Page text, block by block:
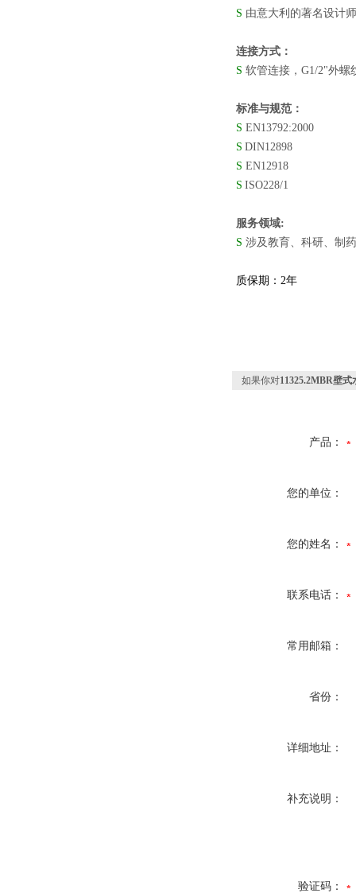
S 由意大利的著名设计师
连接方式：
S 软管连接， G1/2"外螺
标准与规范：
S EN13792:2000
S DIN12898
S EN12918
S ISO228/1
服务领域:
S 涉及教育、科研、制
质保期：2年
如果你对11325.2MBR壁式
产品：
您的单位：
您的姓名：
联系电话：
常用邮箱：
省份：
详细地址：
补充说明：
验证码：